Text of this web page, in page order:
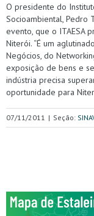
O presidente do
Socioambiental, Pedro
evento, que o ITAESA
Niterói. “É um
Negócios, do
exposição de bens e
indústria precisa
oportunidade para
07/11/2011 | Seção: